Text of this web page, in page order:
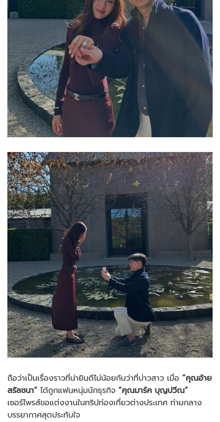
ถือว่าเป็นเรื่องราวที่น่ายินดีไม่น้อยกับว่าที่บ่าวสาว เมื่อ “คุณอ้าย
สรัลชนา” ได้ถูกแฟนหนุ่มนักธุรกิจ “คุณมาร์ค บุญปวีณ”
เซอร์ไพรส์ขอแต่งงานในทริปท่องเที่ยวต่างประเทศ ท่ามกลาง
บรรยากาศสุดประทับใจ